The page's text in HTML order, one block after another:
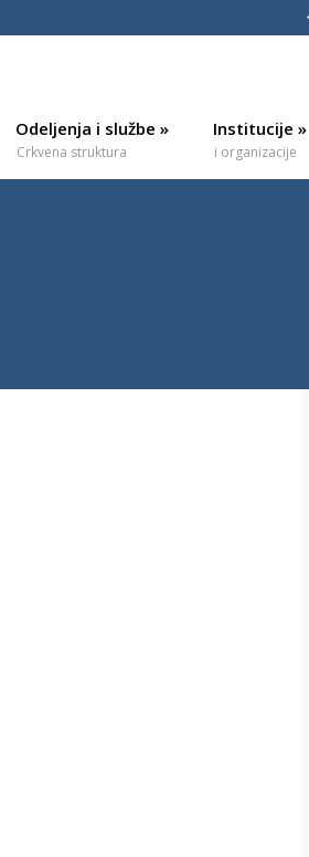
Odeljenja i službe »
Crkvena struktura
Institucije »
i organizacije